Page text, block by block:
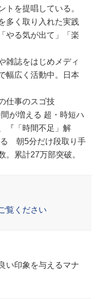
トを提唱している。
多く取り入れた実践
やる気が出て」「楽
雑誌をはじめメディ
幅広く活動中。日本
仕事のスゴ技
が増える 超・時短ハ
『「時間不足」解
る 朝5分だけ段取り手
。累計27万部突破。
覧ください
い印象を与えるマナ